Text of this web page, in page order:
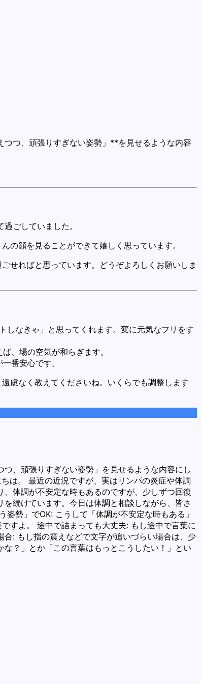
つ、頑張りすぎない姿勢」**を見せるような内容
ごしていました。
の顔を見ることができて嬉しく思っています。
せればと思っています。どうぞよろしくお願いしま
しなきゃ」と思ってくれます。変に元気なフリをす
、場の空気が和らぎます。
番安心です。
慮なく教えてくださいね。いくらでも調整します
、頑張りすぎない姿勢」を見せるような内容にし
は。 最近の近況ですが、実はリンパの炎症や体調
体調が不安定な時もあるのですが、少しずつ回復
続けています。今日は体調と相談しながら、皆さ
勢」でOK: こうして「体調が不安定な時もある」
すよ。 途中で詰まっても大丈夫: もし途中で言葉に
: もし指の震えなどで文字が追いづらい場合は、少
？」とか「この言葉はもっとこうしたい！」とい